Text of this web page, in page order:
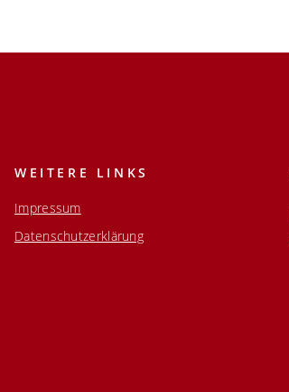
WEITERE LINKS
Impressum
Datenschutzerklärung